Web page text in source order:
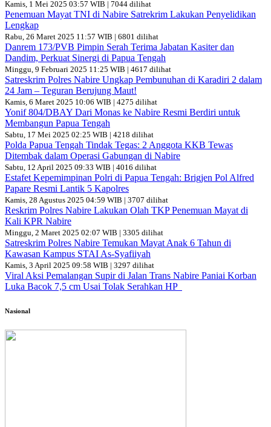
Kamis, 1 Mei 2025 03:57 WIB | 7044 dilihat
Penemuan Mayat TNI di Nabire Satrekrim Lakukan Penyelidikan
Lengkap
Rabu, 26 Maret 2025 11:57 WIB | 6801 dilihat
Danrem 173/PVB Pimpin Serah Terima Jabatan Kasiter dan
Dandim, Perkuat Sinergi di Papua Tengah
Minggu, 9 Februari 2025 11:25 WIB | 4617 dilihat
Satreskrim Polres Nabire Ungkap Pembunuhan di Karadiri 2 dalam
24 Jam – Teguran Berujung Maut!
Kamis, 6 Maret 2025 10:06 WIB | 4275 dilihat
Yonif 804/DBAY Dari Monas ke Nabire Resmi Berdiri untuk
Membangun Papua Tengah
Sabtu, 17 Mei 2025 02:25 WIB | 4218 dilihat
Polda Papua Tengah Tindak Tegas: 2 Anggota KKB Tewas
Ditembak dalam Operasi Gabungan di Nabire
Sabtu, 12 April 2025 09:33 WIB | 4016 dilihat
Estafet Kepemimpinan Polri di Papua Tengah: Brigjen Pol Alfred
Papare Resmi Lantik 5 Kapolres
Kamis, 28 Agustus 2025 04:59 WIB | 3707 dilihat
Reskrim Polres Nabire Lakukan Olah TKP Penemuan Mayat di
Kali KPR Nabire
Minggu, 2 Maret 2025 02:07 WIB | 3305 dilihat
Satreskrim Polres Nabire Temukan Mayat Anak 6 Tahun di
Kawasan Kampus STAI As-Syafiiyah
Kamis, 3 April 2025 09:58 WIB | 3297 dilihat
Viral Aksi Pemalangan Supir di Jalan Trans Nabire Paniai Korban
Luka Bacok 7,5 cm Usai Tolak Serahkan HP
Nasional